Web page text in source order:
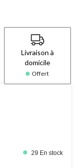
Livraison à
domicile
Offert
29 En stock